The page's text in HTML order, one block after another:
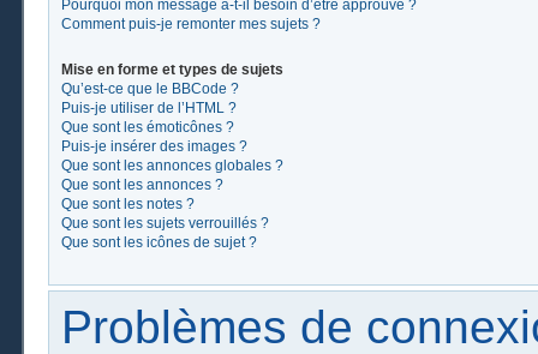
Pourquoi mon message a-t-il besoin d’être approuvé ?
Comment puis-je remonter mes sujets ?
Mise en forme et types de sujets
Qu’est-ce que le BBCode ?
Puis-je utiliser de l’HTML ?
Que sont les émoticônes ?
Puis-je insérer des images ?
Que sont les annonces globales ?
Que sont les annonces ?
Que sont les notes ?
Que sont les sujets verrouillés ?
Que sont les icônes de sujet ?
Problèmes de